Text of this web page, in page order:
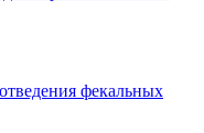
фекальных